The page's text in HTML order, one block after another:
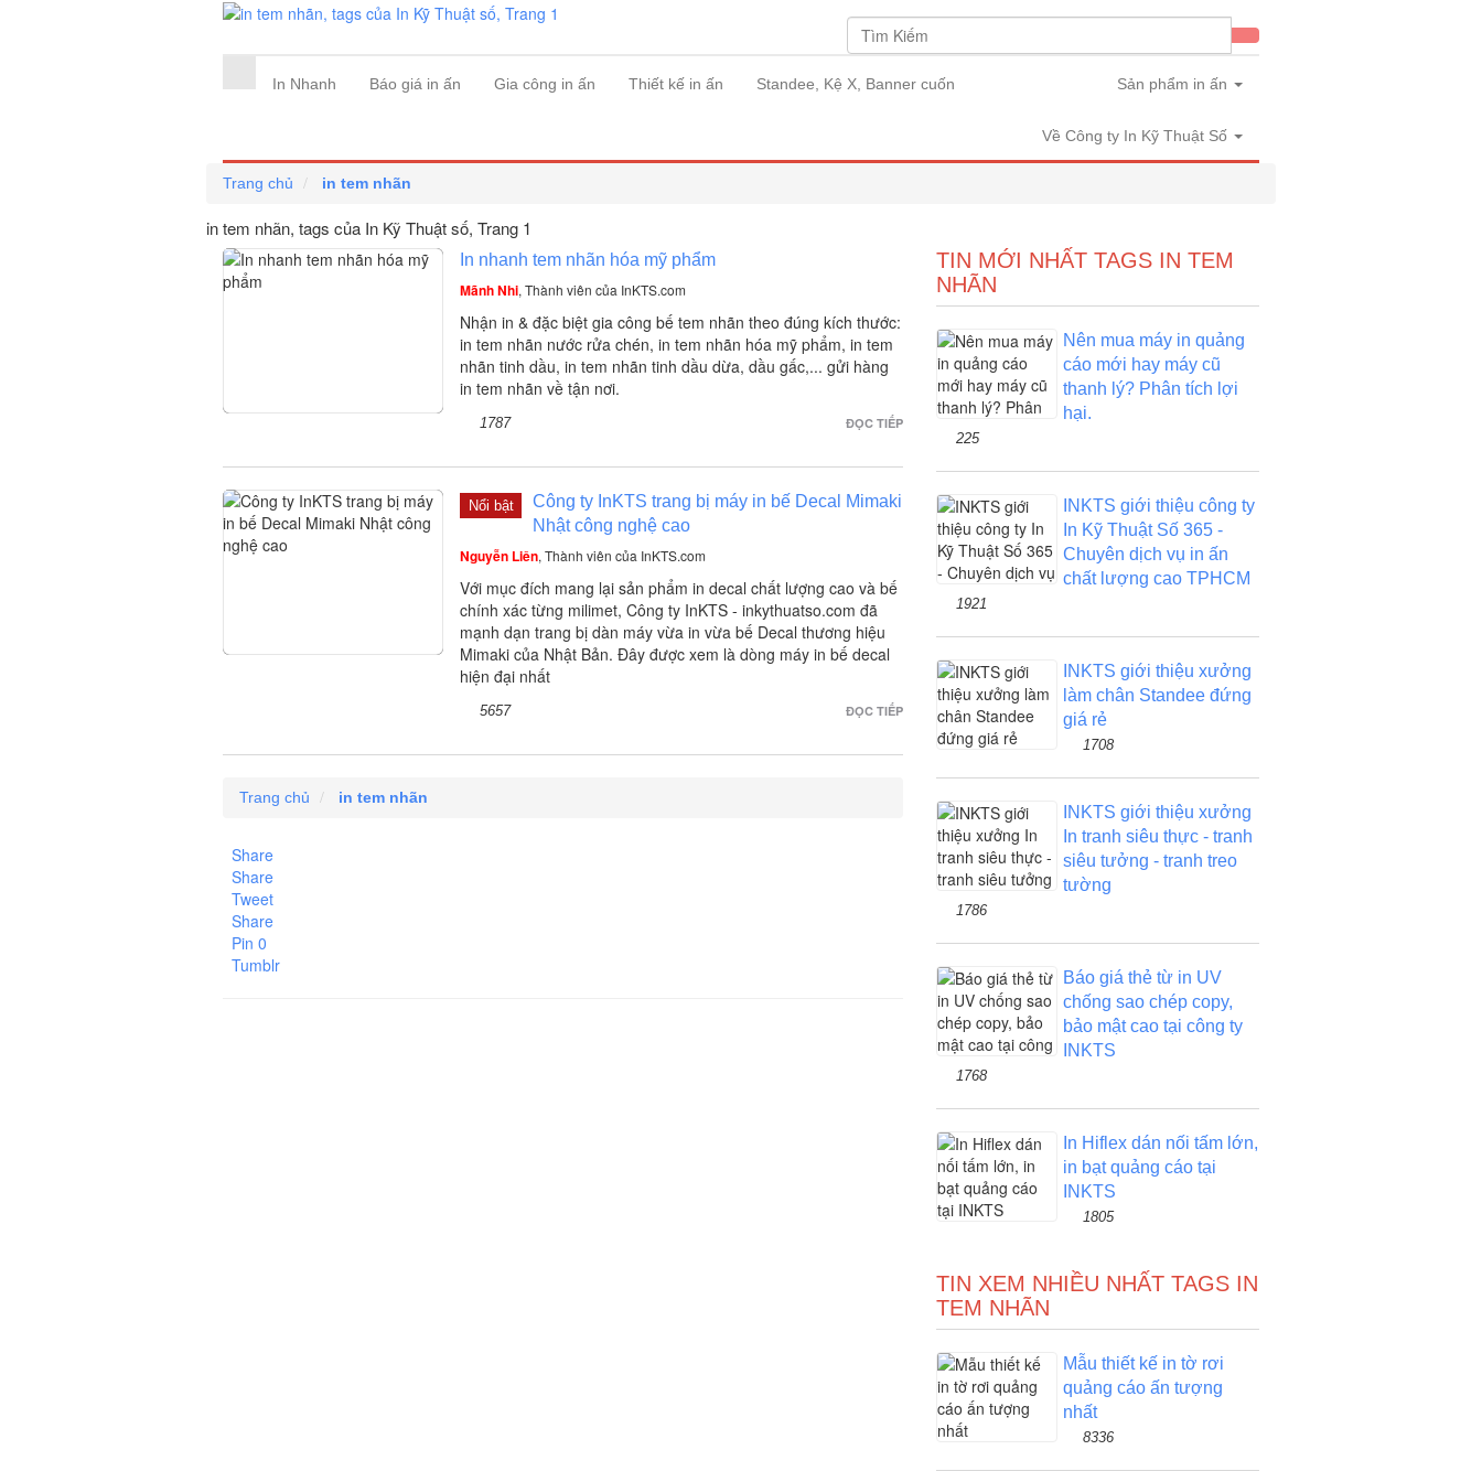
In Nhanh Báo giá in ấn Gia công in ấn Thiết kế in ấn Standee, Kệ X, Banner cuốn Sản phẩm in ấn
Về Công ty In Kỹ Thuật Số
Trang chủ in tem nhãn
in tem nhãn, tags của In Kỹ Thuật số, Trang 1
In nhanh tem nhãn hóa mỹ phẩm
Mãnh Nhi, Thành viên của InKTS.com
Nhận in & đặc biệt gia công bế tem nhãn theo đúng kích thước:
in tem nhãn nước rửa chén, in tem nhãn hóa mỹ phẩm, in tem
nhãn tinh dầu, in tem nhãn tinh dầu dừa, dầu gấc,... gửi hàng
in tem nhãn về tận nơi.
ĐỌC TIẾP
1787
Nổi bật
Công ty InKTS trang bị máy in bế Decal Mimaki
Nhật công nghệ cao
Nguyễn Liên, Thành viên của InKTS.com
Với mục đích mang lại sản phẩm in decal chất lượng cao và bế
chính xác từng milimet, Công ty InKTS - inkythuatso.com đã
mạnh dạn trang bị dàn máy vừa in vừa bế Decal thương hiệu
Mimaki của Nhật Bản. Đây được xem là dòng máy in bế decal
hiện đại nhất
ĐỌC TIẾP
5657
Trang chủ in tem nhãn
Share
Share
Tweet
Share
Pin 0
Tumblr
TIN MỚI NHẤT TAGS IN TEM
NHÃN
Nên mua máy in quảng
cáo mới hay máy cũ
thanh lý? Phân tích lợi
hại.
225
INKTS giới thiệu công ty
In Kỹ Thuật Số 365 -
Chuyên dịch vụ in ấn
chất lượng cao TPHCM
1921
INKTS giới thiệu xưởng
làm chân Standee đứng
giá rẻ
1708
INKTS giới thiệu xưởng
In tranh siêu thực - tranh
siêu tưởng - tranh treo
tường
1786
Báo giá thẻ từ in UV
chống sao chép copy,
bảo mật cao tại công ty
INKTS
1768
In Hiflex dán nối tấm lớn,
in bạt quảng cáo tại
INKTS
1805
TIN XEM NHIỀU NHẤT TAGS IN
TEM NHÃN
Mẫu thiết kế in tờ rơi
quảng cáo ấn tượng
nhất
8336